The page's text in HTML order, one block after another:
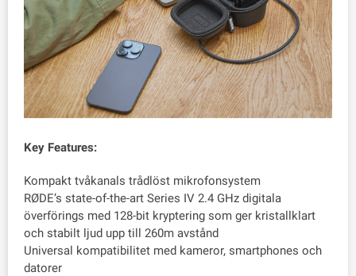
Key Features:
Kompakt tvåkanals trådlöst mikrofonsystem
RØDE’s state-of-the-art Series IV 2.4 GHz digitala
överförings med 128-bit kryptering som ger kristallklart
och stabilt ljud upp till 260m avstånd
Universal kompatibilitet med kameror, smartphones och
datorer